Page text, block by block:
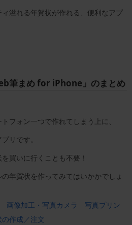
溢れる年賀状が作れる、便利なアプ
筆まめ for iPhone」のまとめ
フォン一つで作れてしまう上に、
リです。
買いに行くことも不要！
年賀状を作ってみてはいかかでしょ
画像加工・写真カメラ
写真プリン
作成／注文